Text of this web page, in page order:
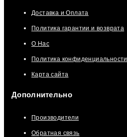
Доставка и Оплата
Политика гарантии и возврата
О Нас
Политика конфиденциальности
Карта сайта
Дополнительно
Производители
Обратная связь